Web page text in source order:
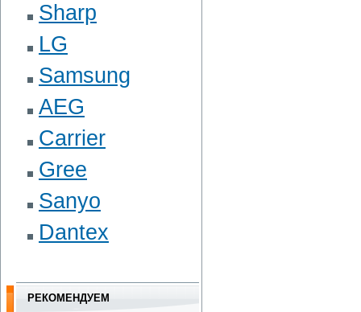
Sharp
LG
Samsung
AEG
Carrier
Gree
Sanyo
Dantex
РЕКОМЕНДУЕМ